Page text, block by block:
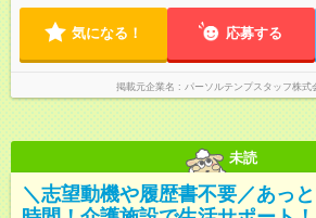
気になる！ 応募する
掲載元企業名 パーソルテンプスタッフ株
未読
＼志望動機や履歴書不要／あっ